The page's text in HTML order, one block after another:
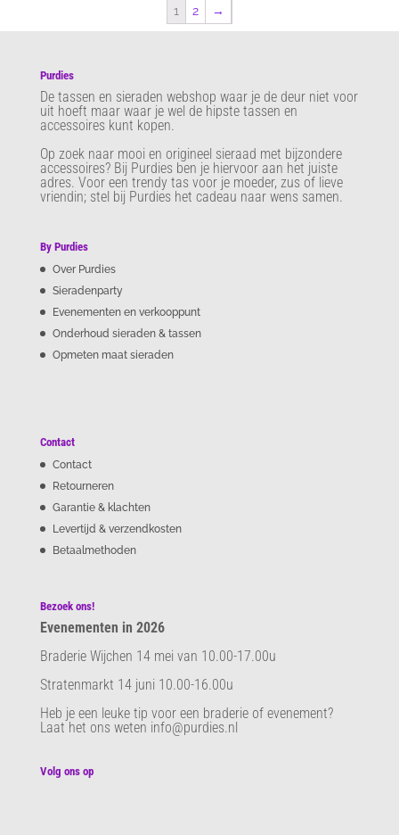
1 2 →
Purdies
De tassen en sieraden webshop waar je de deur niet voor
uit hoeft maar waar je wel de hipste tassen en
accessoires kunt kopen.
Op zoek naar mooi en origineel sieraad met bijzondere
accessoires? Bij Purdies ben je hiervoor aan het juiste
adres. Voor een trendy tas voor je moeder, zus of lieve
vriendin; stel bij Purdies het cadeau naar wens samen.
By Purdies
Over Purdies
Sieradenparty
Evenementen en verkooppunt
Onderhoud sieraden & tassen
Opmeten maat sieraden
Contact
Contact
Retourneren
Garantie & klachten
Levertijd & verzendkosten
Betaalmethoden
Bezoek ons!
Evenementen in 2026
Braderie Wijchen 14 mei van 10.00-17.00u
Stratenmarkt 14 juni 10.00-16.00u
Heb je een leuke tip voor een braderie of evenement?
Laat het ons weten info@purdies.nl
Volg ons op